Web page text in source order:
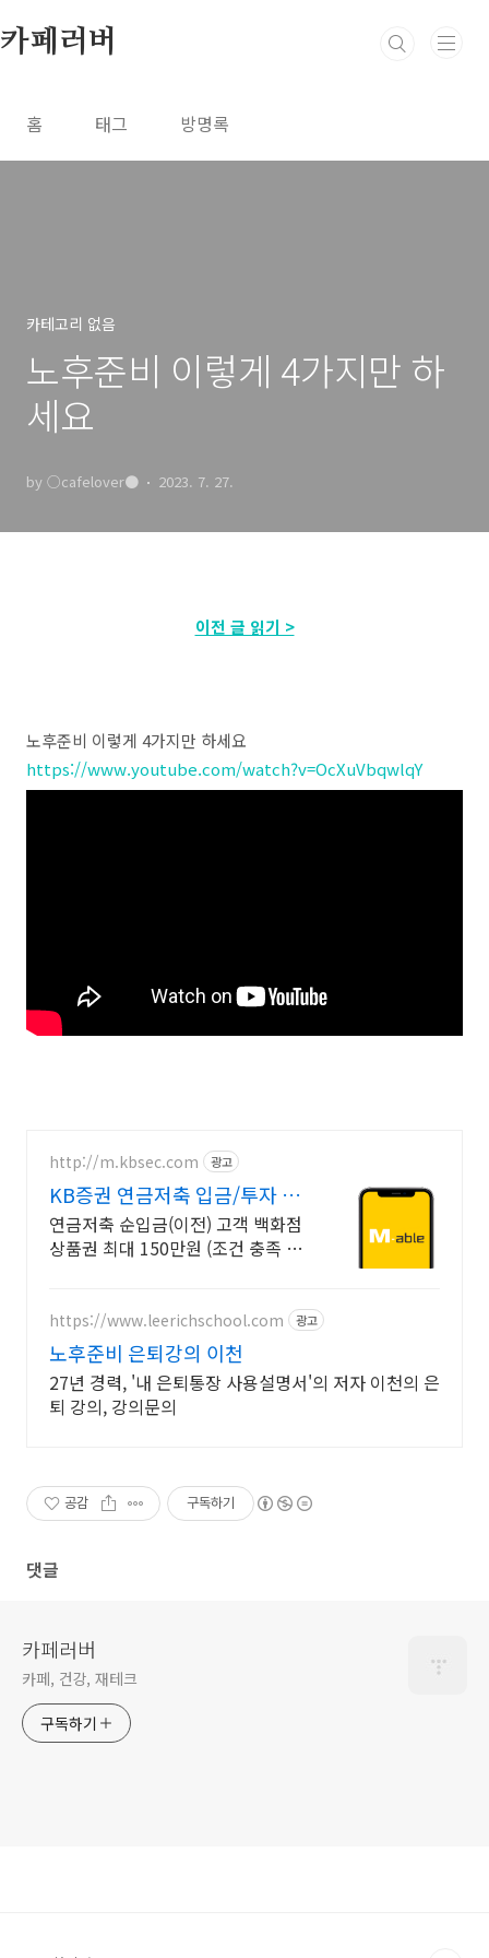
카페러버
홈 태그 방명록
카테고리 없음
노후준비 이렇게 4가지만 하
세요
by ○cafelover● 2023. 7. 27.
이전 글 읽기 >
노후준비 이렇게 4가지만 하세요
https://www.youtube.com/watch?v=OcXuVbqwlqY
http://m.kbsec.com 광고
KB증권 연금저축 입금/투자 구
간별 쿠폰 혜택
연금저축 순입금(이전) 고객 백화점
상품권 최대 150만원 (조건 충족 시)
건 충족 시)
https://www.leerichschool.com 광고
노후준비 은퇴강의 이천
27년 경력, '내 은퇴통장 사용설명서'의 저자 이천의 은
퇴 강의, 강의문의
공감 구독하기
댓글
카페러버
카페, 건강, 재테크
구독하기